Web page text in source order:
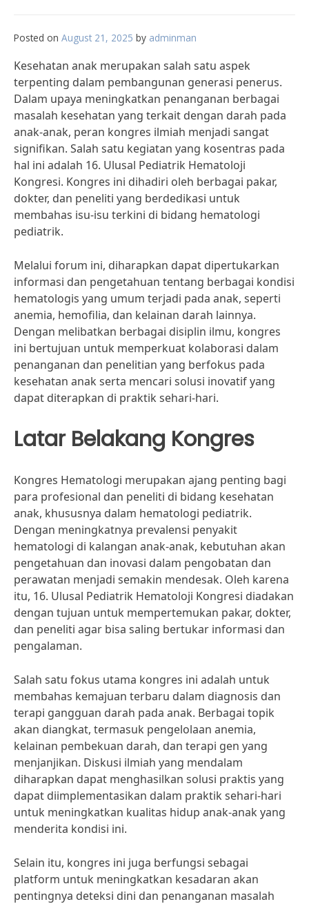
Posted on August 21, 2025 by adminman
Kesehatan anak merupakan salah satu aspek
terpenting dalam pembangunan generasi penerus.
Dalam upaya meningkatkan penanganan berbagai
masalah kesehatan yang terkait dengan darah pada
anak-anak, peran kongres ilmiah menjadi sangat
signifikan. Salah satu kegiatan yang kosentras pada
hal ini adalah 16. Ulusal Pediatrik Hematoloji
Kongresi. Kongres ini dihadiri oleh berbagai pakar,
dokter, dan peneliti yang berdedikasi untuk
membahas isu-isu terkini di bidang hematologi
pediatrik.
Melalui forum ini, diharapkan dapat dipertukarkan
informasi dan pengetahuan tentang berbagai kondisi
hematologis yang umum terjadi pada anak, seperti
anemia, hemofilia, dan kelainan darah lainnya.
Dengan melibatkan berbagai disiplin ilmu, kongres
ini bertujuan untuk memperkuat kolaborasi dalam
penanganan dan penelitian yang berfokus pada
kesehatan anak serta mencari solusi inovatif yang
dapat diterapkan di praktik sehari-hari.
Latar Belakang Kongres
Kongres Hematologi merupakan ajang penting bagi
para profesional dan peneliti di bidang kesehatan
anak, khususnya dalam hematologi pediatrik.
Dengan meningkatnya prevalensi penyakit
hematologi di kalangan anak-anak, kebutuhan akan
pengetahuan dan inovasi dalam pengobatan dan
perawatan menjadi semakin mendesak. Oleh karena
itu, 16. Ulusal Pediatrik Hematoloji Kongresi diadakan
dengan tujuan untuk mempertemukan pakar, dokter,
dan peneliti agar bisa saling bertukar informasi dan
pengalaman.
Salah satu fokus utama kongres ini adalah untuk
membahas kemajuan terbaru dalam diagnosis dan
terapi gangguan darah pada anak. Berbagai topik
akan diangkat, termasuk pengelolaan anemia,
kelainan pembekuan darah, dan terapi gen yang
menjanjikan. Diskusi ilmiah yang mendalam
diharapkan dapat menghasilkan solusi praktis yang
dapat diimplementasikan dalam praktik sehari-hari
untuk meningkatkan kualitas hidup anak-anak yang
menderita kondisi ini.
Selain itu, kongres ini juga berfungsi sebagai
platform untuk meningkatkan kesadaran akan
pentingnya deteksi dini dan penanganan masalah